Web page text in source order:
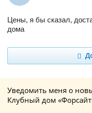
Цены, я бы сказал,
дома
Уведомить меня о
Клубный дом